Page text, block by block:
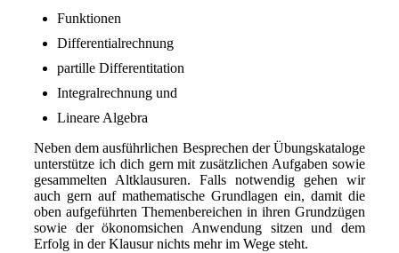
Funktionen
Differentialrechnung
partille Differentitation
Integralrechnung und
Lineare Algebra
Neben dem ausführlichen Besprechen der Übungskataloge
unterstütze ich dich gern mit zusätzlichen Aufgaben sowie
gesammelten Altklausuren. Falls notwendig gehen wir
auch gern auf mathematische Grundlagen ein, damit die
oben aufgeführten Themenbereichen in ihren Grundzügen
sowie der ökonomsichen Anwendung sitzen und dem
Erfolg in der Klausur nichts mehr im Wege steht.